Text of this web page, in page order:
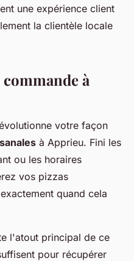
une expérience client
la clientèle locale
commande à
votre façon
à Apprieu. Fini les
ou les horaires
vos pizzas
quand cela
l'atout principal de ce
pour récupérer